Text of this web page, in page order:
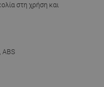
στη χρήση και
ABS